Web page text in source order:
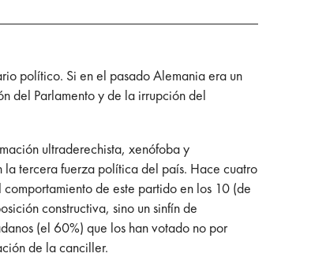
político. Si en el pasado Alemania era un
del Parlamento y de la irrupción del
ultraderechista, xenófoba y
tercera fuerza política del país. Hace cuatro
de este partido en los 10 (de
constructiva, sino un sinfín de
(el 60%) que los han votado no por
de la canciller.